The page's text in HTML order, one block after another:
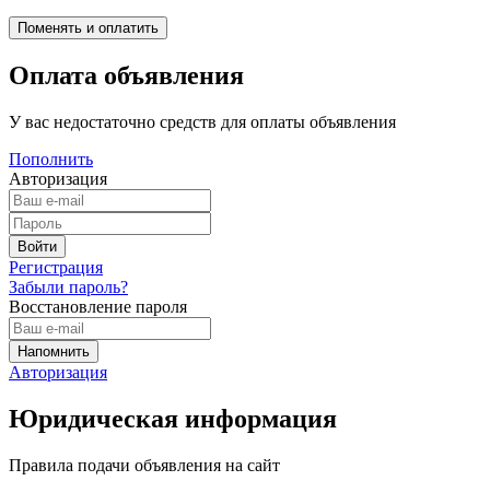
Оплата объявления
У вас недостаточно средств для оплаты объявления
Пополнить
Авторизация
Регистрация
Забыли пароль?
Восстановление пароля
Авторизация
Юридическая информация
Правила подачи объявления на сайт